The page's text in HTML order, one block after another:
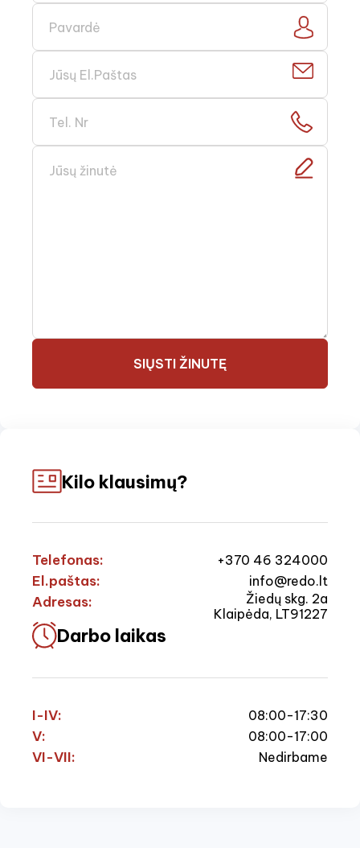
SIŲSTI ŽINUTĘ
Kilo klausimų?
Telefonas: +370 46 324000
El.paštas: info@redo.lt
Adresas:
Žiedų skg. 2a
Klaipėda, LT91227
Darbo laikas
I-IV: 08:00-17:30
V: 08:00-17:00
VI-VII: Nedirbame